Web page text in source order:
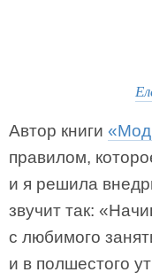
Автор книги
правилом,
и я решила
звучит так:
с любимого
и в полшестого